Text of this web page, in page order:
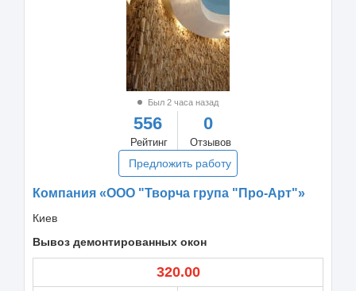
Был 2 часа назад
556
Рейтинг
0
Отзывов
Предложить работу
Компания «ООО "Творча група "Про-Арт"»
Киев
Вывоз демонтированных окон
320.00